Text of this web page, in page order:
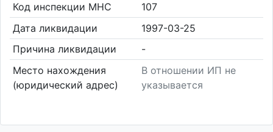
Код инспекции МНС
107
Дата ликвидации
1997-03-25
Причина ликвидации
-
Место нахождения
(юридический адрес)
В отношении ИП не
указывается